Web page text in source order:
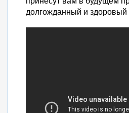
долгожданный и здоровый